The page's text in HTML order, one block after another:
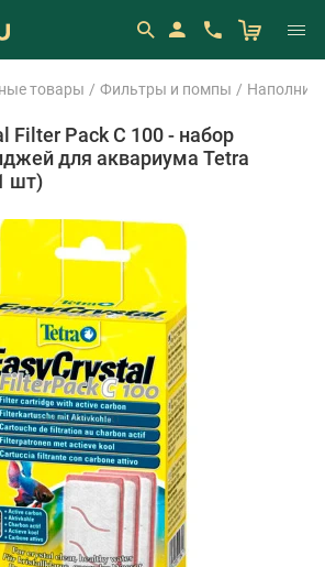
товары Фильтры и помпы
Filter Pack C 100 - набор
для аквариума Tetra
шт)